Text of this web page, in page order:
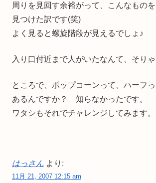
周りを見回す余裕がって、こんなものを
見つけた訳です(笑)
よく見ると螺旋階段が見えるでしょ♪
入り口付近まで人がいたなんて、そりゃ
ところで、ポップコーンって、ハーフ
あるんですか？ 知らなかったです。
ワタシもそれでチャレンジしてみます。
はっさん より:
11月 21, 2007 12:15 am